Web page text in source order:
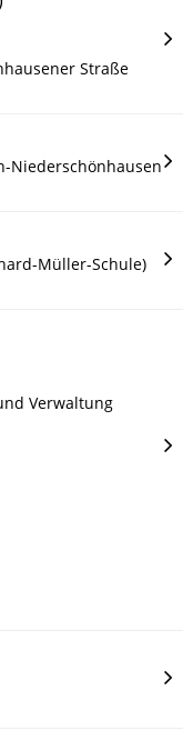
Straße
Niederschönhausen
Müller-Schule)
Verwaltung